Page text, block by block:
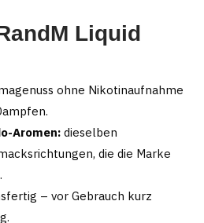
Liquid
ohne Nikotinaufnahme
Aromen: dieselben
die die Marke
– vor Gebrauch kurz